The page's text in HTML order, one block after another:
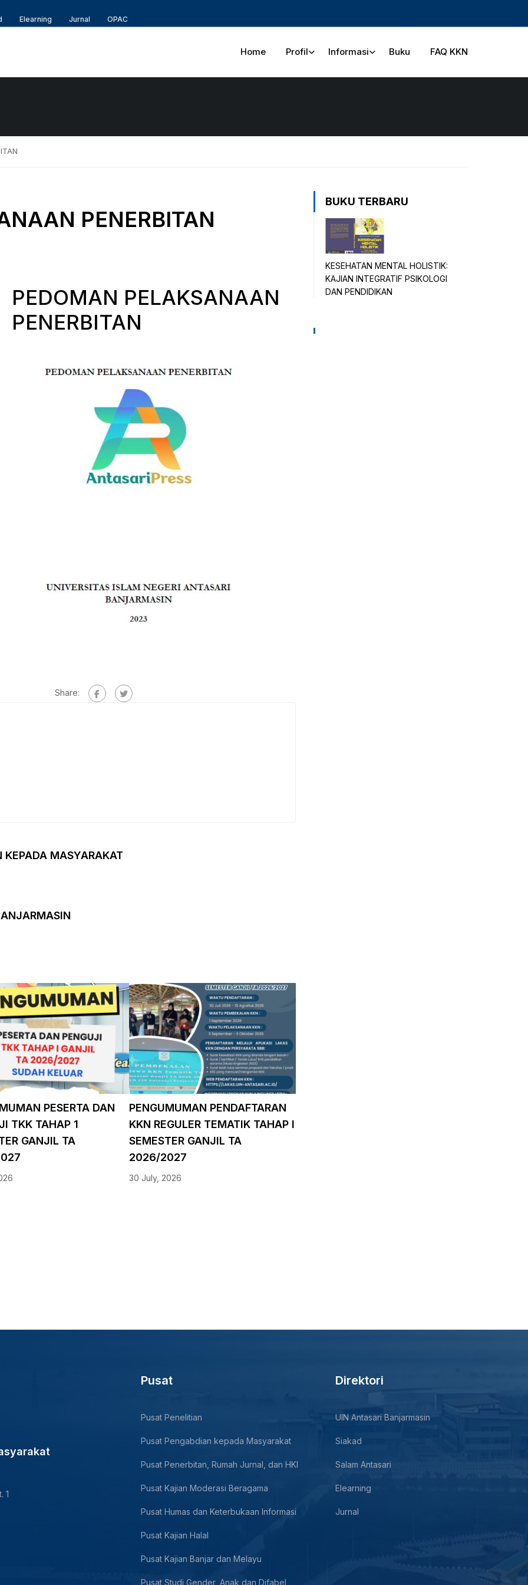
Elearning Jurnal OPAC
Home Profil Informasi Buku FAQ KKN
PENERBITAN
PEDOMAN PELAKSANAAN
PENERBITAN
Share:
MASYARAKAT
PESERTA DAN
TKK TAHAP 1
GANJIL TA
PENGUMUMAN PENDAFTARAN
KKN REGULER TEMATIK TAHAP I
SEMESTER GANJIL TA
2026/2027
30 July, 2026
BUKU TERBARU
KESEHATAN MENTAL HOLISTIK:
KAJIAN INTEGRATIF PSIKOLOGI
DAN PENDIDIKAN
1
Pusat
Pusat Penelitian
Pusat Pengabdian kepada Masyarakat
Pusat Penerbitan, Rumah Jurnal, dan HKI
Pusat Kajian Moderasi Beragama
Pusat Humas dan Keterbukaan Informasi
Pusat Kajian Halal
Pusat Kajian Banjar dan Melayu
Pusat Studi Gender, Anak dan Difabel
Direktori
UIN Antasari Banjarmasin
Siakad
Salam Antasari
Elearning
Jurnal